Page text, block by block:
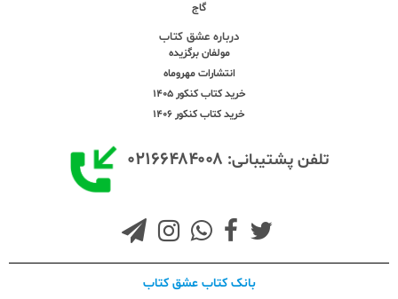
گاج
درباره عشق کتاب
مولفان برگزیده
انتشارات مهروماه
خرید کتاب کنکور 1405
خرید کتاب کنکور 1406
تلفن پشتیبانی: ۰۲۱۶۶۴۸۴۰۰۸
بانک کتاب عشق کتاب